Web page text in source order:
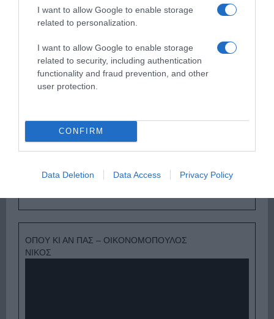
I want to allow Google to enable storage
related to personalization.
I want to allow Google to enable storage
related to security, including authentication
functionality and fraud prevention, and other
user protection.
CONFIRM
Data Deletion Data Access Privacy Policy
ΟΠΟΥ ΚΙ ΑΝ ΠΑΣ – ΟΙΚΟΝΟΜΟΠΟΥΛΟΣ
ΝΙΚΟΣ